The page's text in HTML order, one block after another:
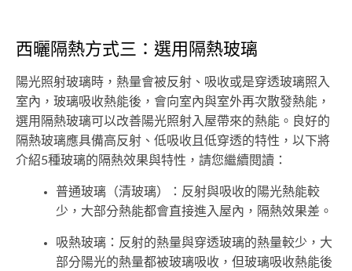
西曬隔熱方式三：選用隔熱玻璃
陽光照射玻璃時，熱量會被反射、吸收或是穿透玻璃照入
室內，玻璃吸收熱能後，會向室內與室外再次散發熱能，
選用隔熱玻璃可以改善陽光照射入屋帶來的熱能。良好的
隔熱玻璃應具備高反射、低吸收且低穿透的特性，以下將
介紹5種玻璃的隔熱效果與特性，請您繼續閱讀：
普通玻璃（清玻璃）：反射與吸收的陽光熱能較
少，大部分熱能都會直接進入屋內，隔熱效果差。
吸熱玻璃：反射的熱量與穿透玻璃的熱量較少，大
部分陽光的熱量都被玻璃吸收，但玻璃吸收熱能後